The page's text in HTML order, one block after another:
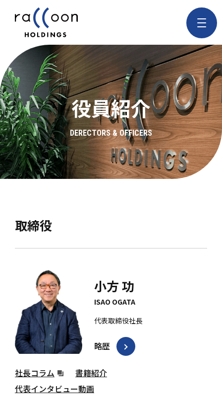
役員紹介
DERECTORS & OFFICERS
取締役
小方 功
ISAO OGATA
代表取締役社長
略歴
社長コラム
書籍紹介
代表インタビュー動画